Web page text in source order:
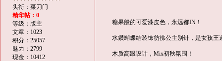
头衔：菜刀门
精华帖：0
等级：版主
文章：1023
积分：25057
魅力：2799
现金：10412
糖果般的可爱漆皮色，永远都IN！
水鑽蝴蝶结装饰彷彿公主别针，是女孩王
木质高跟设计，Mix初秋氛围！